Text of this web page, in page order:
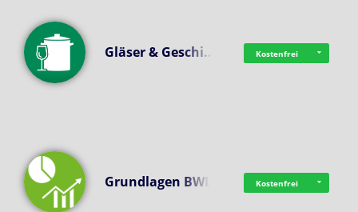
Gläser & Geschi… Kostenfrei
Grundlagen BWL Kostenfrei